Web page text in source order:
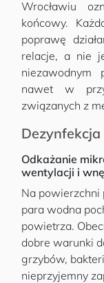
Wrocławiu
końcowy.
poprawę
relacje, a nie
niezawodnym
nawet w
związanych z
Odkażanie
wentylacji i
Na powierzchni
para wodna
powietrza.
dobre warunki
grzybów,
nieprzyjemny